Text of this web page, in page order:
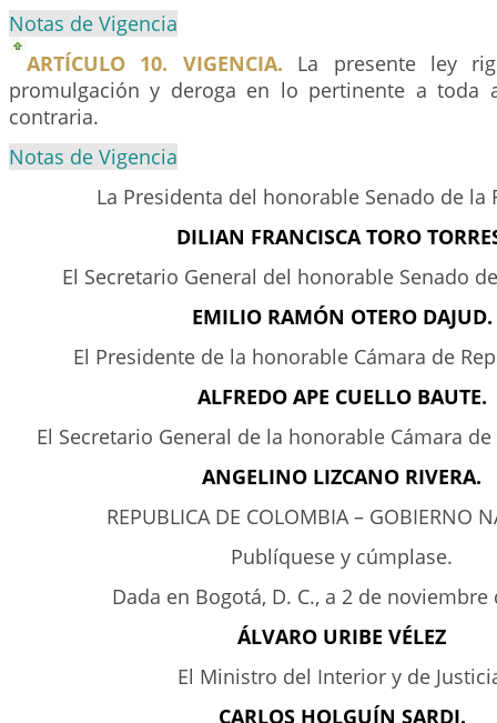
Notas de Vigencia
ARTÍCULO 10. VIGENCIA. La presente ley
promulgación y deroga en lo pertinente a toda
contraria.
Notas de Vigencia
La Presidenta del honorable Senado de la
DILIAN FRANCISCA TORO
El Secretario General del honorable Senado
EMILIO RAMÓN OTERO DAJUD.
El Presidente de la honorable Cámara de
ALFREDO APE CUELLO BAUTE.
El Secretario General de la honorable Cámara
ANGELINO LIZCANO RIVERA.
REPUBLICA DE COLOMBIA – GOBIERNO
Publíquese y cúmplase.
Dada en Bogotá, D. C., a 2 de noviembre
ÁLVARO URIBE VÉLEZ
El Ministro del Interior y de
CARLOS HOLGUÍN SARDI.